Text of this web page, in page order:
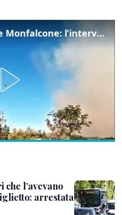
Incendio tra Duino e Monfalcone: l’intervento dei vigili del fuoco
l’avevano
arrestata